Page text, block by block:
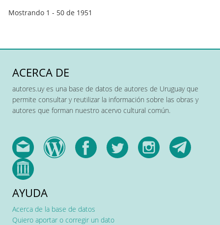
Mostrando 1 - 50 de 1951
ACERCA DE
autores.uy es una base de datos de autores de Uruguay que
permite consultar y reutilizar la información sobre las obras y
autores que forman nuestro acervo cultural común.
AYUDA
Acerca de la base de datos
Quiero aportar o corregir un dato